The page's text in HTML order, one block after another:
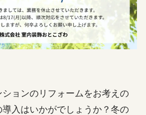
ョンのリフォームをお考えの
入はいかがでしょうか？冬の